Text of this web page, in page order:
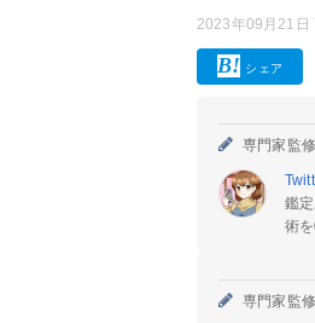
2023年09月21日
シェア
専門家監
鑑
術
専門家監